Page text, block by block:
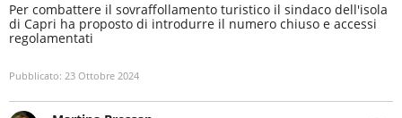
Per combattere il sovraffollamento turistico il sindaco dell'isola
di Capri ha proposto di introdurre il numero chiuso e accessi
regolamentati
Pubblicato: 23 Ottobre 2024